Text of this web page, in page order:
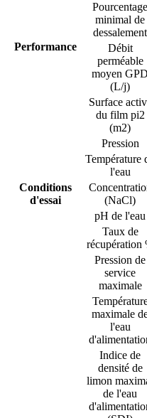
Performance
Pourcentage
minimal de
dessalement
Débit
perméable
moyen GPD
(L/j)
Surface
du film pi2
(m2)
Conditions
d'essai
Pression
Température
l'eau
(NaCl)
pH de l'eau
Taux de
récupération
Pression de
service
maximale
maximale
l'eau
Indice de
densité de
limon
de l'eau